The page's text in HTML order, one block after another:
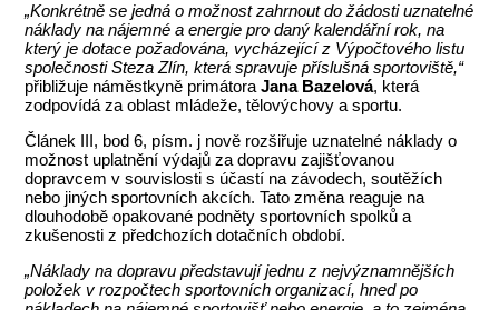
„Konkrétně se jedná o možnost zahrnout do žádosti uznatelné
náklady na nájemné a energie pro daný kalendářní rok, na
který je dotace požadována, vycházející z Výpočtového listu
společnosti Steza Zlín, která spravuje příslušná sportoviště,“
přibližuje náměstkyně primátoraJana Bazelová, která
zodpovídá za oblast mládeže, tělovýchovy a sportu.
Článek III, bod 6, písm. j nově rozšiřuje uznatelné náklady o
možnost uplatnění výdajů za dopravu zajišťovanou
dopravcem v souvislosti s účastí na závodech, soutěžích
nebo jiných sportovních akcích. Tato změna reaguje na
dlouhodobě opakované podněty sportovních spolků a
zkušenosti z předchozích dotačních období.
„Náklady na dopravu představují jednu z nejvýznamnějších
položek v rozpočtech sportovních organizací, hned po